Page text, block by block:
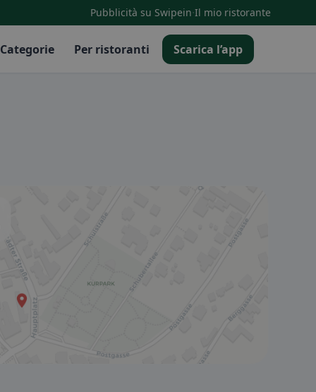
Pubblicità su Swipein·Il mio ristorante
Categorie Per ristoranti Scarica l’app